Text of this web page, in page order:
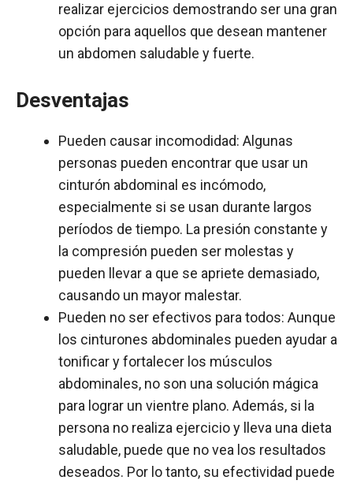
realizar ejercicios demostrando ser una gran
opción para aquellos que desean mantener
un abdomen saludable y fuerte.
Desventajas
Pueden causar incomodidad: Algunas
personas pueden encontrar que usar un
cinturón abdominal es incómodo,
especialmente si se usan durante largos
períodos de tiempo. La presión constante y
la compresión pueden ser molestas y
pueden llevar a que se apriete demasiado,
causando un mayor malestar.
Pueden no ser efectivos para todos: Aunque
los cinturones abdominales pueden ayudar a
tonificar y fortalecer los músculos
abdominales, no son una solución mágica
para lograr un vientre plano. Además, si la
persona no realiza ejercicio y lleva una dieta
saludable, puede que no vea los resultados
deseados. Por lo tanto, su efectividad puede